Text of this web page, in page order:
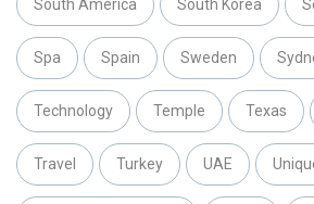
South America South Korea
Spa Spain Sweden
Technology Temple Texas
Travel Turkey UAE